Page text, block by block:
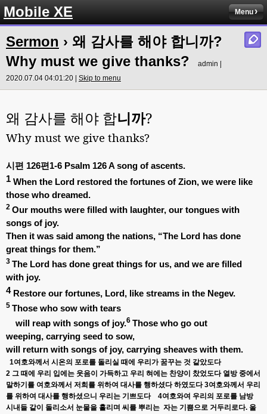
Mobile XE Menu
Sermon › 왜 감사를 해야 합니까?
Why must we give thanks?
admin |
2020.07.04 04:01:20 | Skip to menu
왜 감사를 해야 합니까?
Why must we give thanks?
시편 126편 1-6 Psalm 126 A song of ascents.
1 When the Lord restored the fortunes of Zion, we were like
those who dreamed.
2 Our mouths were filled with laughter, our tongues with
songs of joy.
Then it was said among the nations, “The Lord has done
great things for them.”
3 The Lord has done great things for us, and we are filled
with joy.
4 Restore our fortunes, Lord, like streams in the Negev.
5 Those who sow with tears
will reap with songs of joy.6 Those who go out
weeping, carrying seed to sow,
will return with songs of joy, carrying sheaves with them.
1여호와께서 시온의 포로를 돌리실 때에 우리가 꿈꾸는 것 같았도다
2 그 때에 우리 입에는 웃음이 가득하고 우리 혀에는 찬양이 찼었도다 열방 중에서
말하기를 여호와께서 저희를 위하여 대사를 행하셨다 하였도다3여호와께서 우리
를 위하여 대사를 행하셨으니 우리는 기쁘도다
4여호와여 우리의 포로를 남방
시내들 같이 돌리소서 눈물을 흘리며 씨를 뿌리는 자는 기쁨으로 거두리로다. 울